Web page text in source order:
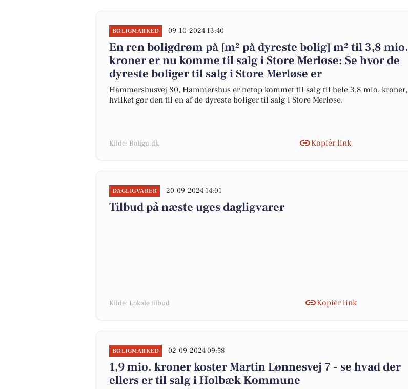
BOLIGMARKED 09-10-2024 13:40
En ren boligdrøm på [m² på dyreste bolig] m² til 3,8 mio.
kroner er nu komme til salg i Store Merløse: Se hvor de
dyreste boliger til salg i Store Merløse er
Hammershusvej 80, Hammershus er netop kommet til salg til hele 3,8 mio. kroner,
hvilket gør den til en af de dyreste boliger til salg i Store Merløse.
Kilde: Boliga.dk Kopiér link
DAGLIGVARER 20-09-2024 14:01
Tilbud på næste uges dagligvarer
Kilde: Lokale tilbud Kopiér link
BOLIGMARKED 02-09-2024 09:58
1,9 mio. kroner koster Martin Lønnesvej 7 - se hvad der
ellers er til salg i Holbæk Kommune